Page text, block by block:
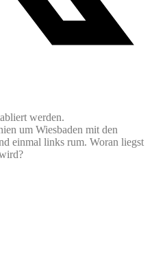
werden.
um Wiesbaden mit den
einmal links rum. Woran liegst